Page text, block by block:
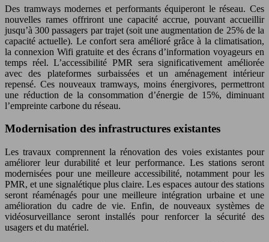
Des tramways modernes et performants équiperont le réseau. Ces
nouvelles rames offriront une capacité accrue, pouvant accueillir
jusqu’à 300 passagers par trajet (soit une augmentation de 25% de la
capacité actuelle). Le confort sera amélioré grâce à la climatisation,
la connexion Wifi gratuite et des écrans d’information voyageurs en
temps réel. L’accessibilité PMR sera significativement améliorée
avec des plateformes surbaissées et un aménagement intérieur
repensé. Ces nouveaux tramways, moins énergivores, permettront
une réduction de la consommation d’énergie de 15%, diminuant
l’empreinte carbone du réseau.
Modernisation des infrastructures existantes
Les travaux comprennent la rénovation des voies existantes pour
améliorer leur durabilité et leur performance. Les stations seront
modernisées pour une meilleure accessibilité, notamment pour les
PMR, et une signalétique plus claire. Les espaces autour des stations
seront réaménagés pour une meilleure intégration urbaine et une
amélioration du cadre de vie. Enfin, de nouveaux systèmes de
vidéosurveillance seront installés pour renforcer la sécurité des
usagers et du matériel.